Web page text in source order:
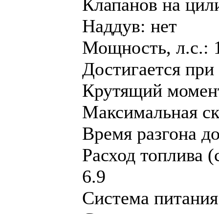
Клапанов на
Наддув: нет
Мощность, л.с.:
Достигается
Крутящий
Максимальная
Время разгона
Расход топлива
6.9
Система